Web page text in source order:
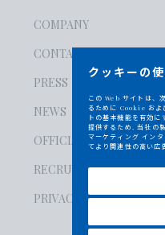
クッキーの
この Web サイトは、
るために Cookie およ
トの基本機能を有効に
提供するため
,当社の
マーケティング イン
てより関連性の高い広
COMPANY
CONTACT
PRESS
NEWS
OFFICIAL SNS
RECRUIT
PRIVACY POLICY